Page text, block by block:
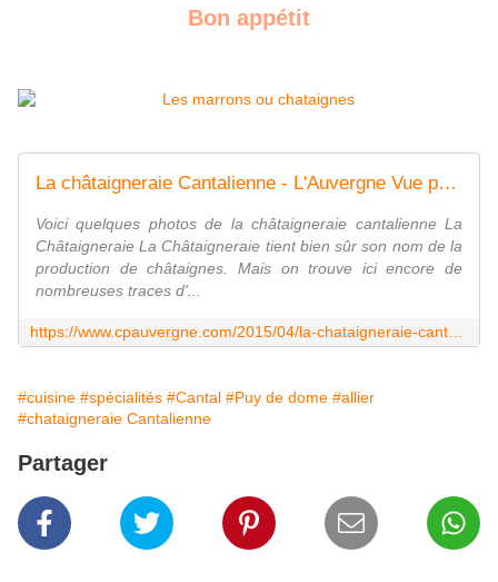
Bon appétit
La châtaigneraie Cantalienne - L'Auvergne Vue par Papou Poustache
Voici quelques photos de la châtaigneraie cantalienne La
Châtaigneraie La Châtaigneraie tient bien sûr son nom de la
production de châtaignes. Mais on trouve ici encore de
nombreuses traces d'...
#cuisine #spécialités #Cantal #Puy de dome #allier
#chataigneraie Cantalienne
Partager